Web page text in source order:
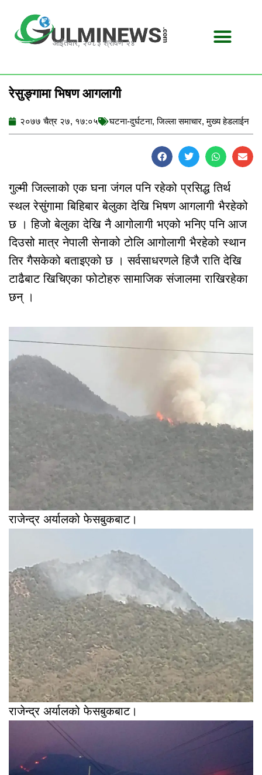
content
आईतवार, २०८३ श्रावण २४
रेसुङ्गामा भिषण आगलागी
२०७७ चैत्र २७, १७:०५ घटना-दुर्घटना,जिल्ला समाचार,मुख्य हेडलाईन
गुल्मी जिल्लाको एक घना जंगल पनि रहेको प्रसिद्ध तिर्थ
स्थल रेसुंगामा बिहिबार बेलुका देखि भिषण आगलागी भैरहेको
छ । हिजो बेलुका देखि नै आगोलागी भएको भनिए पनि आज
दिउसो मात्र नेपाली सेनाको टोलि आगोलागी भैरहेको स्थान
तिर गैसकेको बताइएको छ । सर्वसाधरणले हिजै राति देखि
टाढैबाट खिचिएका फोटोहरु सामाजिक संजालमा राखिरहेका
छन् ।
राजेन्द्र अर्यालको फेसबुकबाट।
राजेन्द्र अर्यालको फेसबुकबाट।